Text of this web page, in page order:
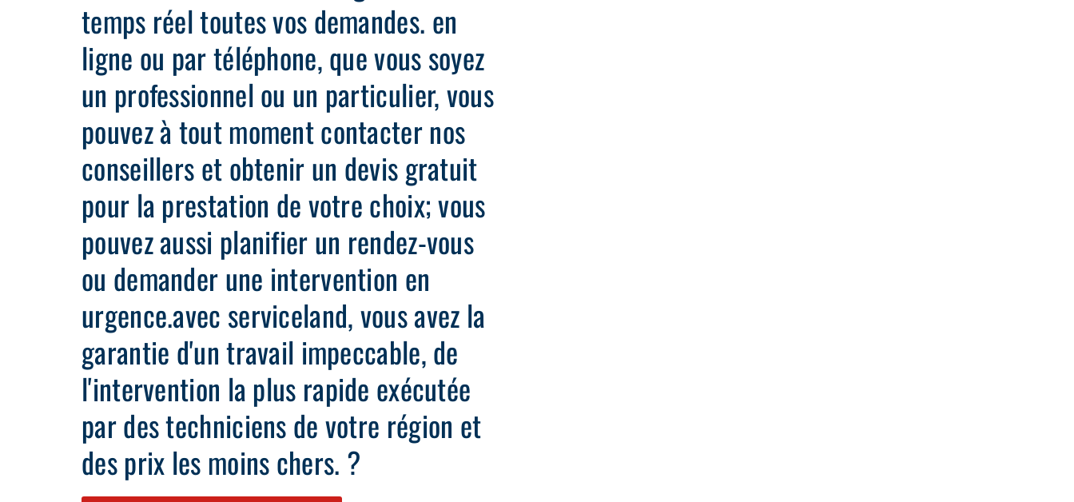
temps réel toutes vos demandes. en
ligne ou par téléphone, que vous soyez
un professionnel ou un particulier, vous
pouvez à tout moment contacter nos
conseillers et obtenir un devis gratuit
pour la prestation de votre choix; vous
pouvez aussi planifier un rendez-vous
ou demander une intervention en
urgence.avec serviceland, vous avez la
garantie d'un travail impeccable, de
l'intervention la plus rapide exécutée
par des techniciens de votre région et
des prix les moins chers. ?